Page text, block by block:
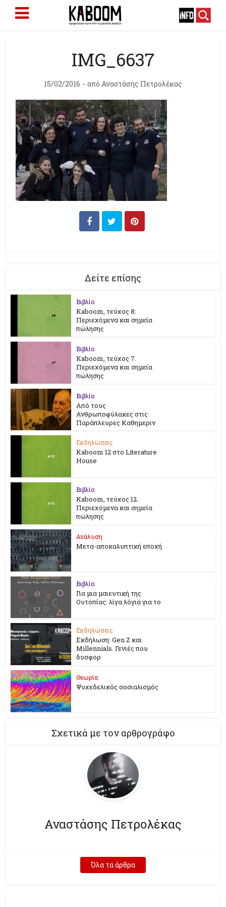
IMG_6637
15/02/2016 από Αναστάσης Πετρολέκας
Δείτε επίσης
Βιβλίο
Kaboom, τεύχος 8:
Περιεχόμενα και σημεία
πώλησης
Βιβλίο
Kaboom, τεύχος 7.
Περιεχόμενα και σημεία
πώλησης
Βιβλίο
Από τους
Ανθρωποφύλακες στις
Παράπλευρες Καθημεριν
Εκδηλώσεις
Kaboom 12 στο Literature
House
Βιβλίο
Kaboom, τεύχος 12.
Περιεχόμενα και σημεία
πώλησης
Ανάλυση
Μετα-αποκαλυπτική εποχή
Βιβλίο
Για μια μαιευτική της
Ουτοπίας: λίγα λόγια για το
Εκδηλώσεις
Εκδήλωση: Gen Z και
Millennials. Γενιές που
δυσφορ
Θεωρία
Ψυχεδελικός σοσιαλισμός
Σχετικά με τον αρθρογράφο
Αναστάσης Πετρολέκας
Όλα τα άρθρα